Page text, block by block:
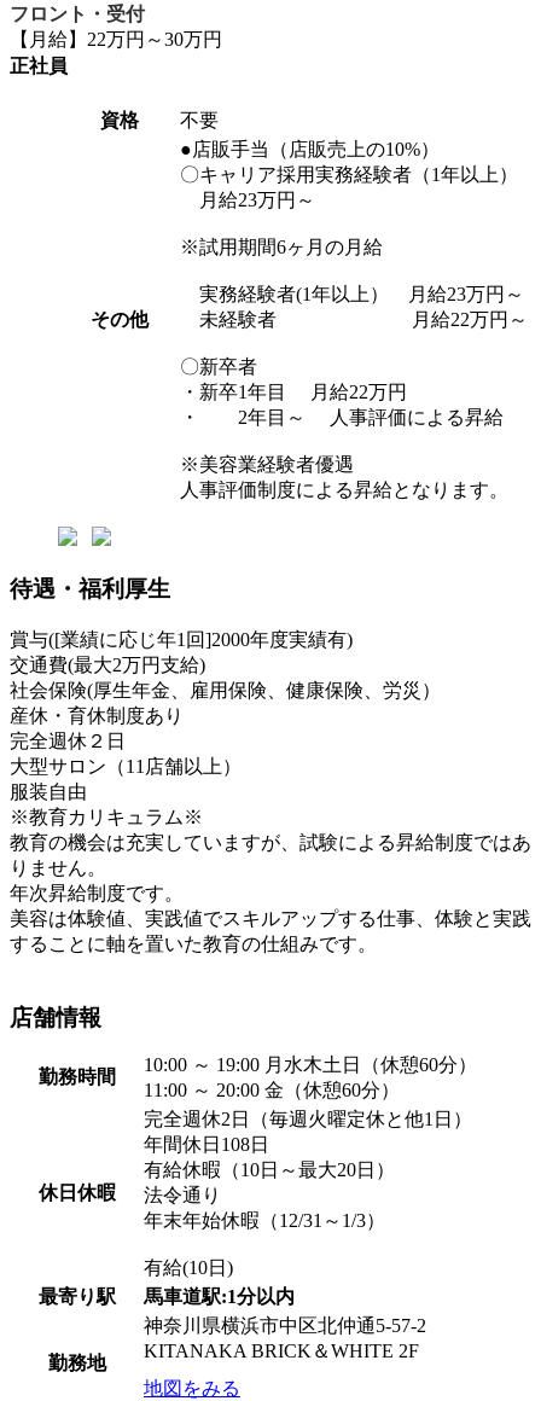
フロント・受付
【月給】22万円～30万円
正社員
資格 不要
その他
●店販手当（店販売上の10%）
〇キャリア採用実務経験者（1年以上）
月給23万円～
※試用期間6ヶ月の月給
実務経験者(1年以上） 月給23万円～
未経験者 月給22万円～
〇新卒者
・新卒1年目 月給22万円
・ 2年目～ 人事評価による昇給
※美容業経験者優遇
人事評価制度による昇給となります。
待遇・福利厚生
賞与([業績に応じ年1回]2000年度実績有)
交通費(最大2万円支給)
社会保険(厚生年金、雇用保険、健康保険、労災）
産休・育休制度あり
完全週休２日
大型サロン（11店舗以上）
服装自由
※教育カリキュラム※
教育の機会は充実していますが、試験による昇給制度ではあ
りません。
年次昇給制度です。
美容は体験値、実践値でスキルアップする仕事、体験と実践
することに軸を置いた教育の仕組みです。
店舗情報
勤務時間
10:00 ～ 19:00 月水木土日（休憩60分）
11:00 ～ 20:00 金（休憩60分）
休日休暇
完全週休2日（毎週火曜定休と他1日）
年間休日108日
有給休暇（10日～最大20日）
法令通り
年末年始休暇（12/31～1/3）
有給(10日)
最寄り駅
馬車道駅:1分以内
勤務地
神奈川県横浜市中区北仲通5-57-2
KITANAKA BRICK＆WHITE 2F
地図をみる